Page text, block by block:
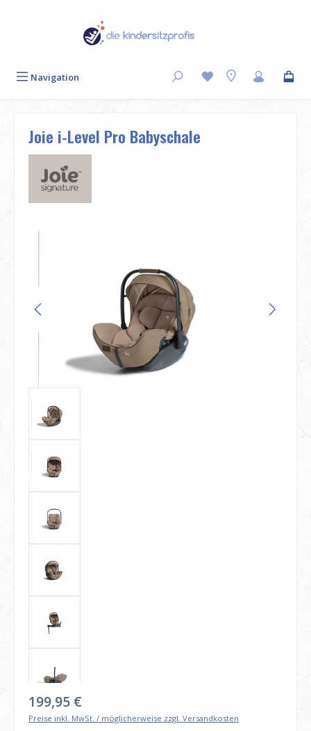
Navigation
Joie i-Level Pro Babyschale
Regulärer Preis:
199,95 €
Preise inkl. MwSt. / möglicherweise zzgl. Versandkosten